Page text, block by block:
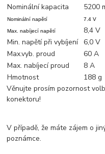
Nominální kapacita
5200
Nominální napětí 7.4 V
Max. nabíjecí napětí
8,4 V
Min. napětí při vybíjení 6,0 V
Max.vyb. proud
60 A
Max. nabíjecí proud
8 A
Hmotnost
188 g
Věnujte prosím pozornost
konektoru!
V případě, že máte zájem o
poznámce.